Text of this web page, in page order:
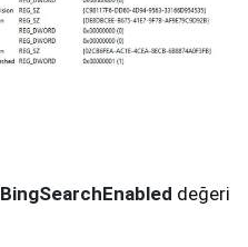
BingSearchEnabled değeri